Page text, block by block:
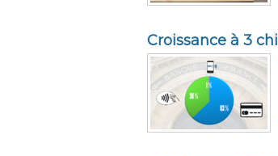
Croissance à 3